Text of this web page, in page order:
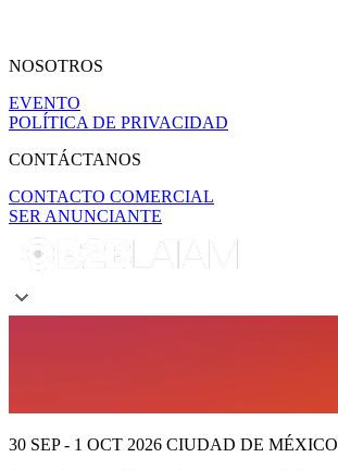
NOSOTROS
EVENTO
POLÍTICA DE PRIVACIDAD
CONTÁCTANOS
CONTACTO COMERCIAL
SER ANUNCIANTE
30 SEP - 1 OCT 2026 CIUDAD DE MÉXICO